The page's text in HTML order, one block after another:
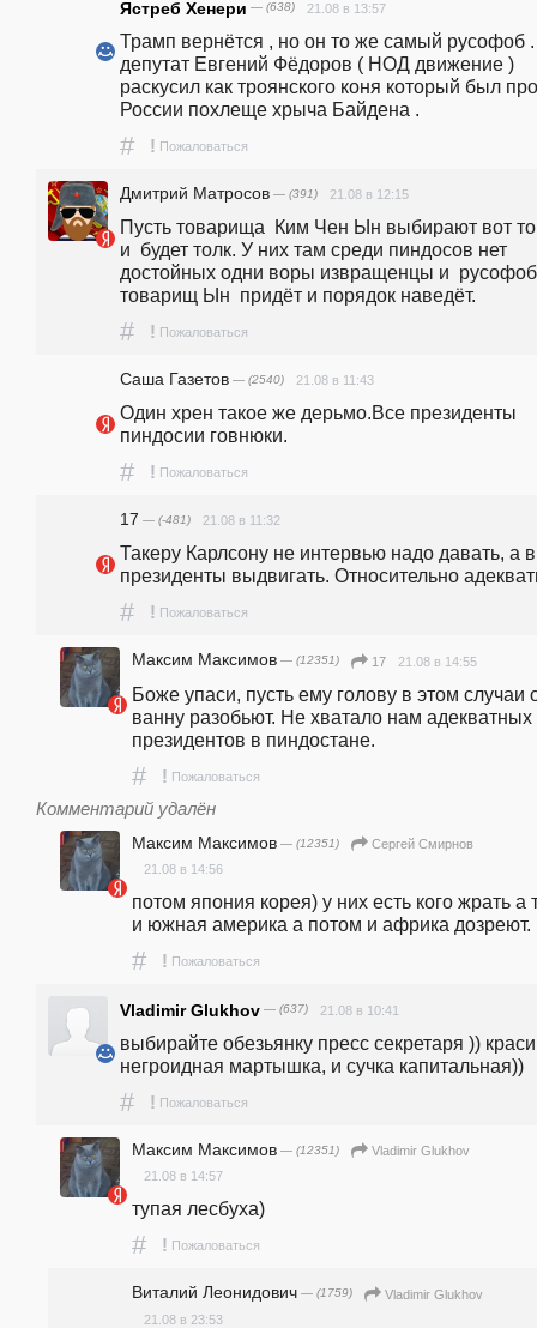
Ястреб Хенери — (638) 21.08 в 13:57
Трамп вернётся , но он то же самый русофоб
депутат Евгений Фёдоров ( НОД движение )
раскусил как троянского коня который был
России похлеще хрыча Байдена .
# ! Пожаловаться
Дмитрий Матросов — (391) 21.08 в 12:15
Пусть товарища  Ким Чен Ын выбирают вот
и  будет толк. У них там среди пиндосов нет
достойных одни воры извращенцы и
товарищ Ын  придёт и порядок наведёт.
# ! Пожаловаться
Саша Газетов — (2540) 21.08 в 11:43
Один хрен такое же дерьмо.Все президенты
пиндосии говнюки.
# ! Пожаловаться
17 — (-481) 21.08 в 11:32
Такеру Карлсону не интервью надо давать, а в
президенты выдвигать. Относительно
# ! Пожаловаться
Максим Максимов — (12351) 17 21.08 в 14:55
Боже упаси, пусть ему голову в этом случаи
ванну разобьют. Не хватало нам адекватных
президентов в пиндостане.
# ! Пожаловаться
Комментарий удалён
Максим Максимов — (12351)
Сергей Смирнов
21.08 в 14:56
потом япония корея) у них есть кого жрать а
и южная америка а потом и африка дозреют.
# ! Пожаловаться
Vladimir Glukhov — (637) 21.08 в 10:41
выбирайте обезьянку пресс секретаря ))
негроидная мартышка, и сучка капитальная))
# ! Пожаловаться
Максим Максимов — (12351)
Vladimir Glukhov
21.08 в 14:57
тупая лесбуха)
# ! Пожаловаться
Виталий Леонидович — (1759)
Vladimir Glukhov
21.08 в 23:53